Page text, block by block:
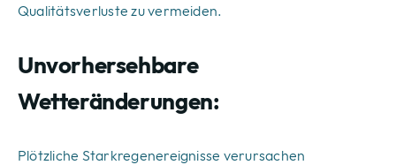
Qualitätsverluste zu vermeiden.
Unvorhersehbare
Wetteränderungen:
Plötzliche Starkregenereignisse verursachen